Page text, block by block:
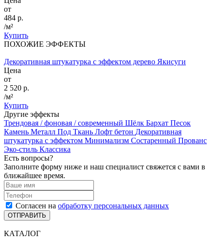
от
484 р.
/м²
Купить
ПОХОЖИЕ ЭФФЕКТЫ
Декоративная штукатурка с эффектом дерево Якисуги
Цена
от
2 520 р.
/м²
Купить
Другие эффекты
Трендовая / фоновая / современный Шёлк Бархат Песок
Камень Металл Под Ткань Лофт бетон Декоративная
штукатурка с эффектом Минимализм Состаренный Прованс
Эко-стиль Классика
Есть вопросы?
Заполните форму ниже и наш специалист свяжется с вами в
ближайшее время.
Согласен на обработку персональных данных
ОТПРАВИТЬ
КАТАЛОГ